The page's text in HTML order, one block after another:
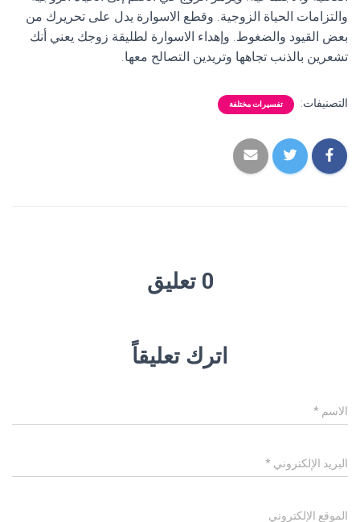
والتزامات الحياة الزوجية. وقطع الاسوارة يدل على تحريرك من
بعض القيود والضغوط. وإهداء الاسوارة لطليقة زوجك يعني أنك
تشعرين بالذنب تجاهها وتريدين التصالح معها.
التصنيفات: تفسيرات مختلفة
0 تعليق
اترك تعليقاً
الاسم *
البريد الإلكتروني *
الموقع الإلكتروني